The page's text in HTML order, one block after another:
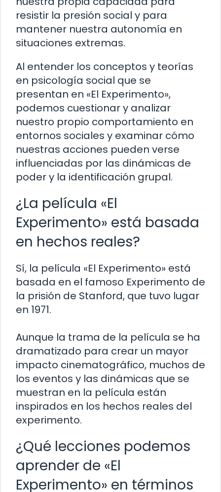
resistir la presión social y para
mantener nuestra autonomía en
situaciones extremas.
Al entender los conceptos y teorías
en psicología social que se
presentan en «El Experimento»,
podemos cuestionar y analizar
nuestro propio comportamiento en
entornos sociales y examinar cómo
nuestras acciones pueden verse
influenciadas por las dinámicas de
poder y la identificación grupal.
¿La película «El
Experimento» está basada
en hechos reales?
Sí, la película «El Experimento» está
basada en el famoso Experimento de
la prisión de Stanford, que tuvo lugar
en 1971.
Aunque la trama de la película se ha
dramatizado para crear un mayor
impacto cinematográfico, muchos de
los eventos y las dinámicas que se
muestran en la película están
inspirados en los hechos reales del
experimento.
¿Qué lecciones podemos
aprender de «El
Experimento» en términos